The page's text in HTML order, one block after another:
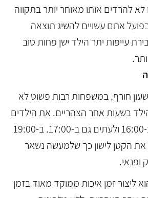
לא להרדים אותו מאוחר יותר בתקווה
אתם עשויים להשיג תוצאה
עייפות יתר הילד ישן פחות טוב
חורף, במשפחות רבות פשוט לא
בשעות אחר הצהריים. את הילדים
אוספים מהגן לרוב ב-16:00 ולעתים גם ב-17:00. ב-19:00
את הקטן לישון כך שלמעשה נשאר
ופנאי.
ליצור זמן איכות ממוקד מאוד בזמן